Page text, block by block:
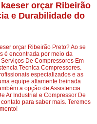
orçar Ribeirão
e Durabilidade do
orçar Ribeirão Preto? Ao se
é encontrada por meio da
De Compressores Em
Tecnica Compressores.
especializados e as
equipe altamente treinada
a opção de Assistencia
Ar Industrial e Compressor De
para saber mais. Teremos